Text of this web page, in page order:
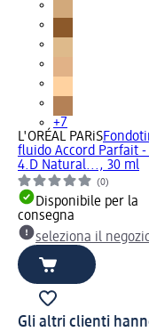
+7
L'ORÉAL PARiS
fluido Accord Parfait -
4.D Natural..., 30 ml
(0)
Disponibile per la
consegna
seleziona il
Gli altri clienti